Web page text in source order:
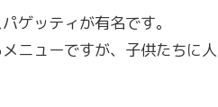
ゲッティが有名です。
ニューですが、子供たちに人